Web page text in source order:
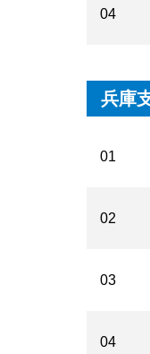
04
兵庫
01
02
03
04